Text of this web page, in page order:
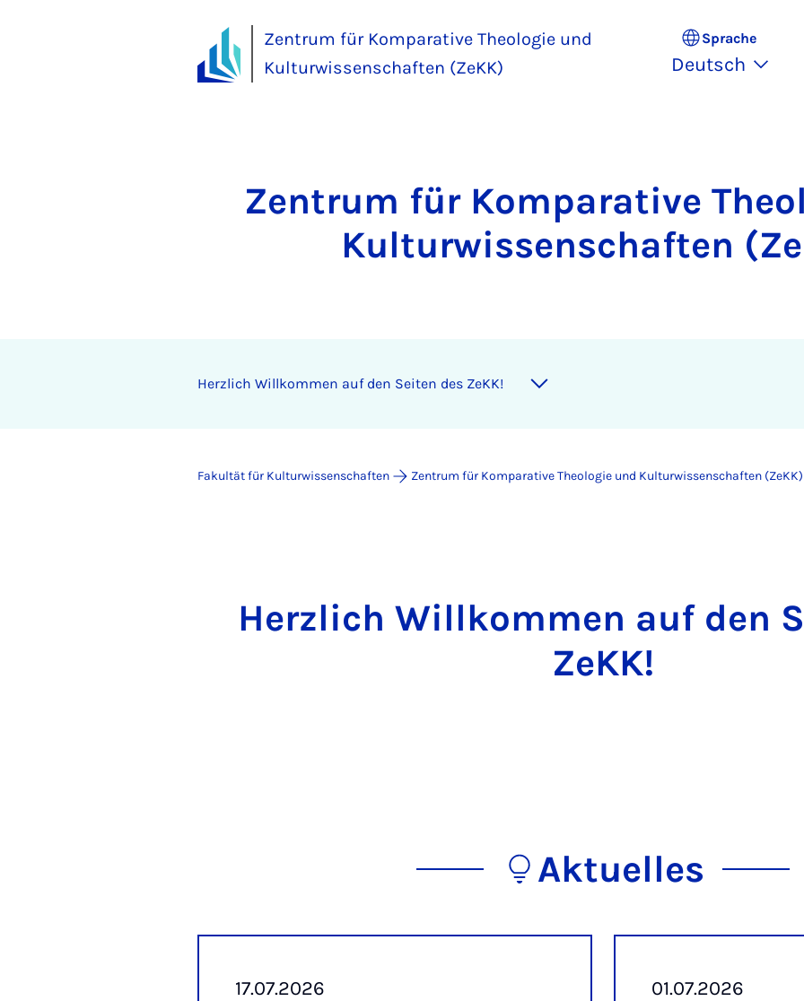
Zentrum für Komparative Theologie und
Kulturwissenschaften (ZeKK)
Sprache
Deutsch
Zentrum für Komparative
Kulturwissenschaften
Herzlich Willkommen auf den Seiten des ZeKK!
Fakultät für Kulturwissenschaften Zentrum für Komparative Theologie und Kulturwissenschaften (ZeKK)
Herzlich Willkommen auf den
ZeKK!
Aktuelles
17.07.2026 01.07.2026